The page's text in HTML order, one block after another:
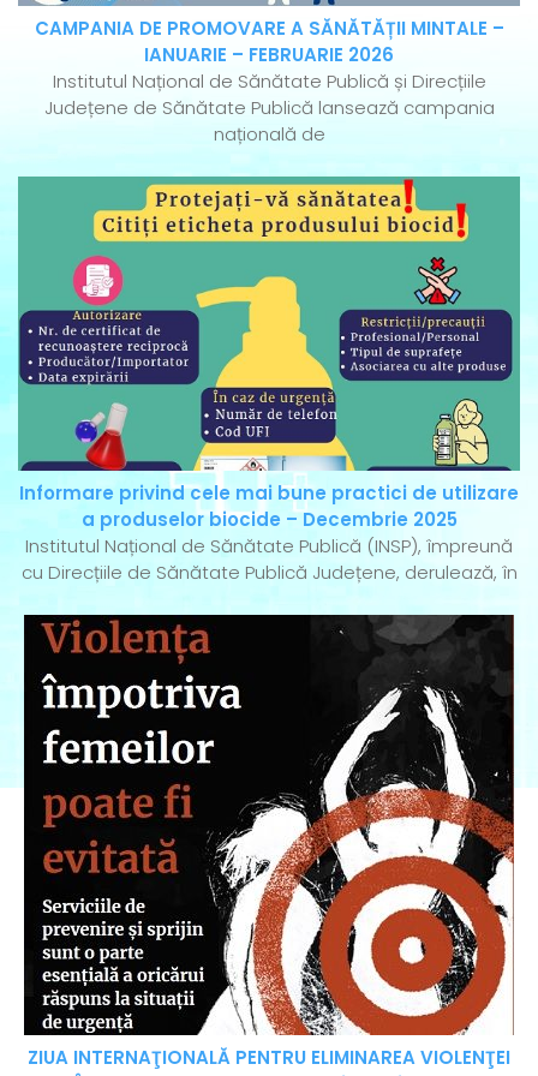
CAMPANIA DE PROMOVARE A SĂNĂTĂȚII MINTALE –
IANUARIE – FEBRUARIE 2026
Institutul Național de Sănătate Publică și Direcțiile
Județene de Sănătate Publică lansează campania
națională de
Informare privind cele mai bune practici de utilizare
a produselor biocide – Decembrie 2025
Institutul Național de Sănătate Publică (INSP), împreună
cu Direcțiile de Sănătate Publică Județene, derulează, în
ZIUA INTERNAŢIONALĂ PENTRU ELIMINAREA VIOLENŢEI